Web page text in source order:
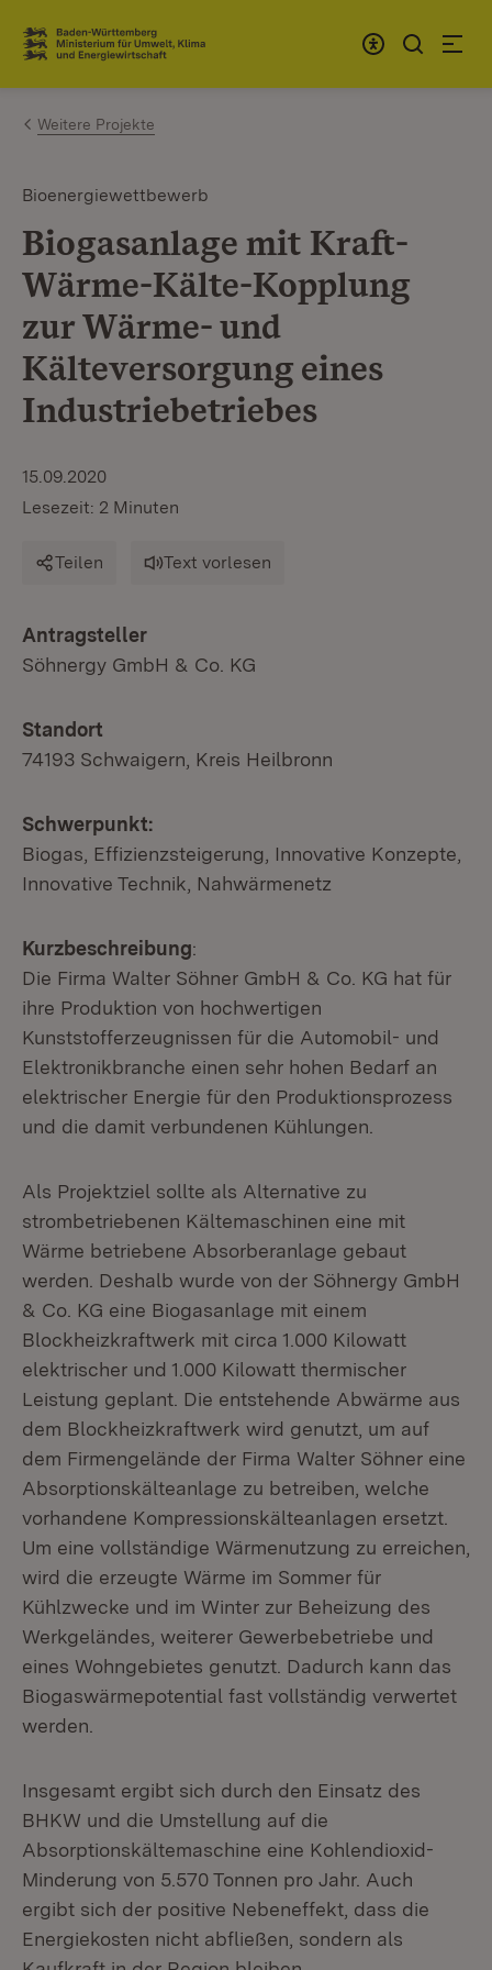
Zum Inhalt springen
Link zur Startseite
Weitere Projekte
Bioenergiewettbewerb
Biogasanlage mit Kraft-
Wärme-Kälte-Kopplung
zur Wärme- und
Kälteversorgung eines
Industriebetriebes
15.09.2020
Lesezeit: 2 Minuten
Teilen Text vorlesen
Antragsteller
Söhnergy GmbH & Co. KG
Standort
74193 Schwaigern, Kreis Heilbronn
Schwerpunkt:
Biogas, Effizienzsteigerung, Innovative Konzepte,
Innovative Technik, Nahwärmenetz
Kurzbeschreibung:
Die Firma Walter Söhner GmbH & Co. KG hat für
ihre Produktion von hochwertigen
Kunststofferzeugnissen für die Automobil- und
Elektronikbranche einen sehr hohen Bedarf an
elektrischer Energie für den Produktionsprozess
und die damit verbundenen Kühlungen.
Als Projektziel sollte als Alternative zu
strombetriebenen Kältemaschinen eine mit
Wärme betriebene Absorberanlage gebaut
werden. Deshalb wurde von der Söhnergy GmbH
& Co. KG eine Biogasanlage mit einem
Blockheizkraftwerk mit circa 1.000 Kilowatt
elektrischer und 1.000 Kilowatt thermischer
Leistung geplant. Die entstehende Abwärme aus
dem Blockheizkraftwerk wird genutzt, um auf
dem Firmengelände der Firma Walter Söhner eine
Absorptionskälteanlage zu betreiben, welche
vorhandene Kompressionskälteanlagen ersetzt.
Um eine vollständige Wärmenutzung zu erreichen,
wird die erzeugte Wärme im Sommer für
Kühlzwecke und im Winter zur Beheizung des
Werkgeländes, weiterer Gewerbebetriebe und
eines Wohngebietes genutzt. Dadurch kann das
Biogaswärmepotential fast vollständig verwertet
werden.
Insgesamt ergibt sich durch den Einsatz des
BHKW und die Umstellung auf die
Absorptionskältemaschine eine Kohlendioxid-
Minderung von 5.570 Tonnen pro Jahr. Auch
ergibt sich der positive Nebeneffekt, dass die
Energiekosten nicht abfließen, sondern als